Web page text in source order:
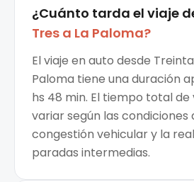
¿Cuánto tarda el viaje
Tres a La Paloma?
El viaje en auto desde
Paloma tiene una duración
hs 48 min. El tiempo total de
variar según las condiciones
congestión vehicular y la
paradas intermedias.